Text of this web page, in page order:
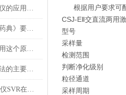
详细解析便携式超声波水深仪的应用领域和性能特点
符合《中国药典》和《美国药典》要求自动取样溶出系统
原来手持式电波流速仪是采用这个原理进行工作的！
分享农药残留测试仪测定方法的主要优点
美国Decatur德卡托电波流速仪SVR在应急测量中发挥的作用
根据用户要求可
CSJ-EⅡ交直流两用
型号
采样量
检测范围
判断净化级别
粒径通道
采样周期